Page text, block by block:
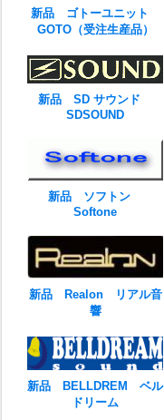
新品 ゴトーユニット
GOTO（受注生産品）
新品 SD サウンド
SDSOUND
新品 ソフトン
Softone
新品 Realon リアル音
響
新品 BELLDREM ベル
ドリーム